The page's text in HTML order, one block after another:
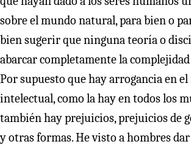
sobre el mundo natural, para bien o
bien sugerir que ninguna teoría o
abarcar completamente la
Por supuesto que hay arrogancia en
intelectual, como la hay en todos los
también hay prejuicios, prejuicios de
y otras formas. He visto a hombres